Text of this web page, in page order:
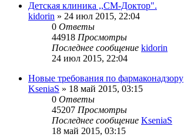
Детская клиника ,,СМ-Доктор".
kidorin » 24 июл 2015, 22:04
0 Ответы
44918 Просмотры
Последнее сообщение kidorin
24 июл 2015, 22:04
Новые требования по фармаконадзору
KseniaS » 18 май 2015, 03:15
0 Ответы
45207 Просмотры
Последнее сообщение KseniaS
18 май 2015, 03:15